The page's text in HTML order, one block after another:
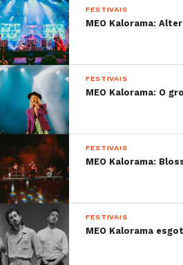
FESTIVAIS
MEO Kalorama:
FESTIVAIS
MEO Kalorama: O
FESTIVAIS
MEO Kalorama:
FESTIVAIS
MEO Kalorama